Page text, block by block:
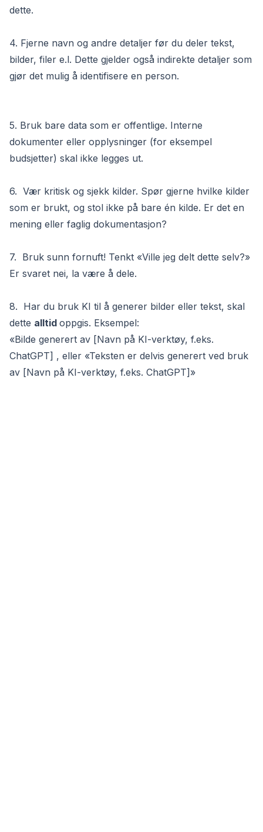
dette.
4. Fjerne navn og andre detaljer før du deler tekst,
bilder, filer e.l. Dette gjelder også indirekte detaljer som
gjør det mulig å identifisere en person.
5. Bruk bare data som er offentlige. Interne
dokumenter eller opplysninger (for eksempel
budsjetter) skal ikke legges ut.
6. Vær kritisk og sjekk kilder. Spør gjerne hvilke kilder
som er brukt, og stol ikke på bare én kilde. Er det en
mening eller faglig dokumentasjon?
7. Bruk sunn fornuft! Tenkt «Ville jeg delt dette selv?»
Er svaret nei, la være å dele.
8. Har du bruk KI til å generer bilder eller tekst, skal
dette alltid oppgis. Eksempel:
«Bilde generert av [Navn på KI-verktøy, f.eks.
ChatGPT] , eller «Teksten er delvis generert ved bruk
av [Navn på KI-verktøy, f.eks. ChatGPT]»